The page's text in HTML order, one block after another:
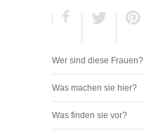
Wer sind diese Frauen?
Was machen sie hier?
Was finden sie vor?